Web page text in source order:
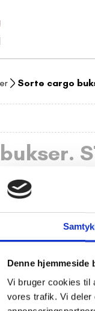
Denne hjemmeside
Vi bruger cookies til
vores trafik. Vi deler
Sorte cargo
I TALJEN. FARVEN
Perfekte til en